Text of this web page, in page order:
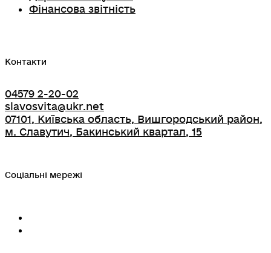
Фінансова звітність
Контакти
04579 2-20-02
slavosvita@ukr.net
07101, Київська область, Вишгородський район,
м. Славутич, Бакинський квартал, 15
Соціальні мережі